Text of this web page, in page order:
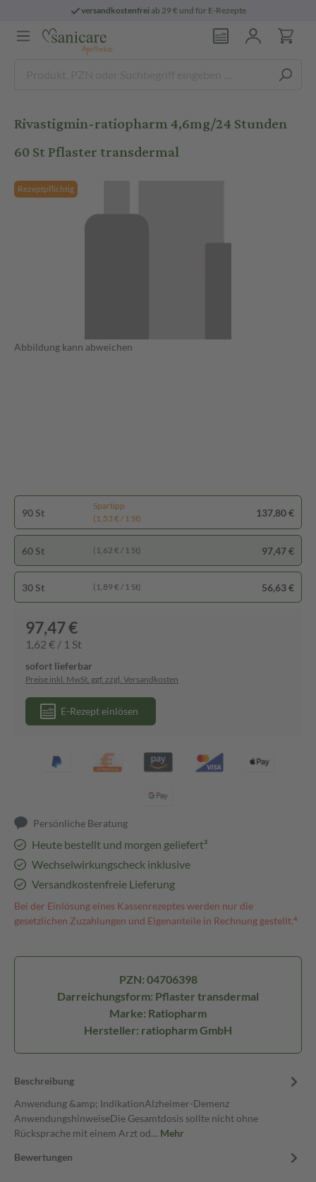
versandkostenfreiab 29 € und für E-Rezepte
Rivastigmin-ratiopharm 4,6mg/24 Stunden
60 St Pflaster transdermal
Rezeptpflichtig
Abbildung kann abweichen
90 St
Spartipp
(1,53 € / 1 St)
137,80 €
60 St (1,62 € / 1 St) 97,47 €
30 St (1,89 € / 1 St) 56,63 €
97,47 €
1,62 € / 1 St
sofort lieferbar
Preise inkl. MwSt. ggf. zzgl. Versandkosten
E-Rezept einlösen
Persönliche Beratung
Heute bestellt und morgen geliefert³
Wechselwirkungscheck inklusive
Versandkostenfreie Lieferung
Bei der Einlösung eines Kassenrezeptes werden nur die
gesetzlichen Zuzahlungen und Eigenanteile in Rechnung gestellt.⁴
PZN: 04706398
Darreichungsform: Pflaster transdermal
Marke: Ratiopharm
Hersteller: ratiopharm GmbH
Beschreibung
Anwendung &amp; IndikationAlzheimer-Demenz
AnwendungshinweiseDie Gesamtdosis sollte nicht ohne
Rücksprache mit einem Arzt od… Mehr
Bewertungen